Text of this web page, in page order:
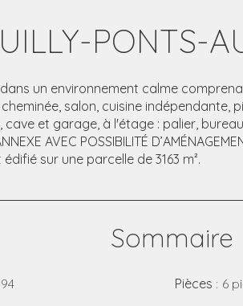
PONTS-
un environnement calme
salon, cuisine indépendante,
et garage, à l'étage : palier,
AVEC POSSIBILITÉ
édifié sur une parcelle de 3163 m².
Sommaire
Pièces 6